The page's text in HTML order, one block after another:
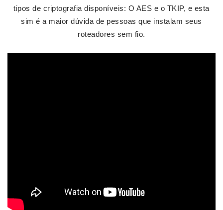
tipos de criptografia disponíveis: O AES e o TKIP, e esta
sim é a maior dúvida de pessoas que instalam seus
roteadores sem fio.